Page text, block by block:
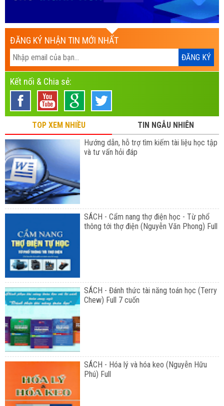
ĐĂNG KÝ NHẬN TIN MỚI NHẤT
Kết nối & Chia sẻ:
TOP XEM NHIỀU
TIN NGẪU NHIÊN
Hướng dẫn, hỗ trợ tìm kiếm tài liệu học tập
và tư vấn hỏi đáp
SÁCH - Cẩm nang thợ điện học - Từ phổ
thông tới thợ điện (Nguyễn Văn Phong) Full
SÁCH - Đánh thức tài năng toán học (Terry
Chew) Full 7 cuốn
SÁCH - Hóa lý và hóa keo (Nguyễn Hữu
Phú) Full